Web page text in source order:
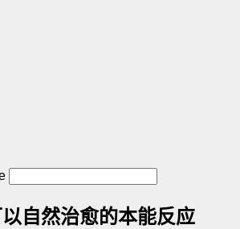
自然治愈的本能反应